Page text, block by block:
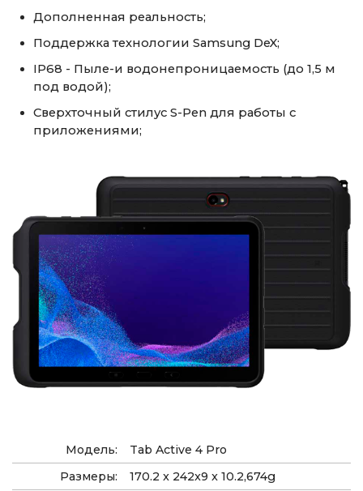
Дополненная реальность;
Поддержка технологии Samsung DeX;
IP68 - Пыле-и водонепроницаемость (до 1,5 м
под водой);
Сверхточный стилус S-Pen для работы с
приложениями;
Модель:
Tab Active 4 Pro
Размеры:
170.2 x 242x9 x 10.2,674g